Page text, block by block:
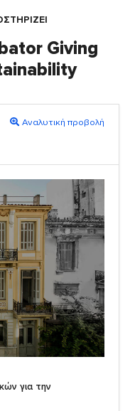
Giving
Αναλυτική προβολή
για την